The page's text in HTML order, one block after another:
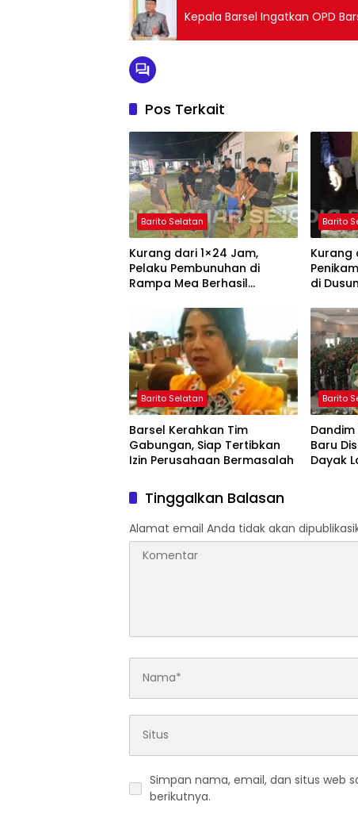
Kepala Barsel Ingatkan OPD
Pos Terkait
Barito Selatan
Kurang dari 1×24 Jam,
Pelaku Pembunuhan di
Rampa Mea Berhasil
Barito
Kurang
di
Barito Selatan
Barsel Kerahkan Tim
Gabungan, Siap Tertibkan
Izin Perusahaan Bermasalah
Barito
Dandim
Baru
Dayak
Tinggalkan Balasan
Alamat email Anda tidak akan
Simpan nama, email, dan situs web
berikutnya.